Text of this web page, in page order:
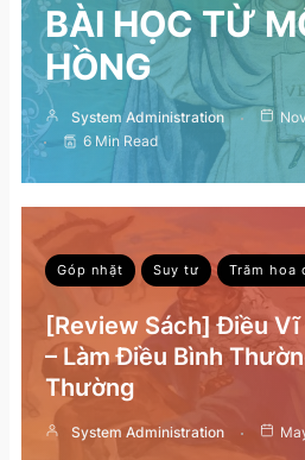
BÀI HỌC TỪ
HỒNG
System Administration
6 Min Read
Góp nhặt Suy tư Trăm hoa
[Review Sách] Điều
– Làm Điều Bình
Thường
System Administration